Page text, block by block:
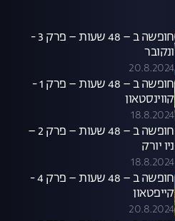
חופשה ב – 48 שעות – פרק 3 -
ונקובר
20.8.2024
חופשה ב – 48 שעות – פרק 1 -
קווינסטאון
18.8.2024
חופשה ב – 48 שעות – פרק 2 –
ניו יורק
18.8.2024
חופשה ב – 48 שעות – פרק 4 -
קייפטאון
20.8.2024